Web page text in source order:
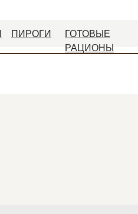
ПИРОГИ
ГОТОВЫЕ
РАЦИОНЫ